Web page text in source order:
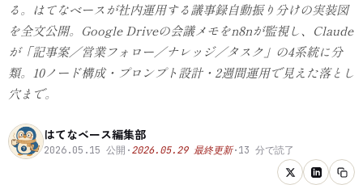
る。はてなベースが社内運用する議事録自動振り分けの実装図
を全文公開。Google Driveの会議メモをn8nが監視し、Claude
が「記事案／営業フォロー／ナレッジ／タスク」の4系統に分
類。10ノード構成・プロンプト設計・2週間運用で見えた落とし
穴まで。
はてなベース編集部
2026.05.15 公開 ·2026.05.29最終更新·13 分で読了